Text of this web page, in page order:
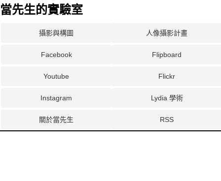
當先生的實驗室
攝影與構圖 人像攝影計畫
Facebook Flipboard
Youtube Flickr
Instagram Lydia 學術
關於當先生 RSS